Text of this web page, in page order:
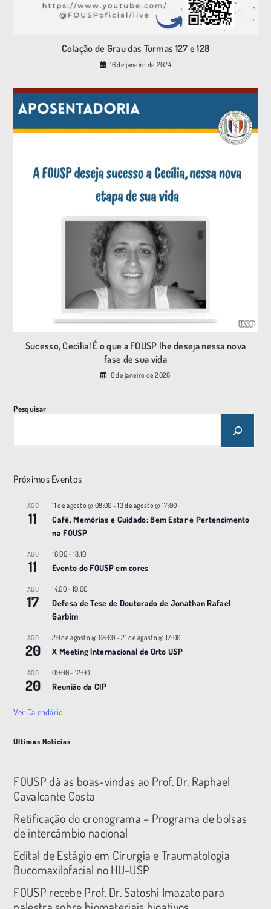
Colação de Grau das Turmas 127 e 128
16 de janeiro de 2024
Sucesso, Cecília! É o que a FOUSP lhe deseja nessa nova
fase de sua vida
6 de janeiro de 2026
Pesquisar
Próximos Eventos
AGO
11
11 de agosto @ 08:00 -13 de agosto @ 17:00
Café, Memórias e Cuidado: Bem Estar e Pertencimento
na FOUSP
AGO
11
16:00- 18:10
Evento do FOUSP em cores
AGO
17
14:00- 19:00
Defesa de Tese de Doutorado de Jonathan Rafael
Garbim
AGO
20
20 de agosto @ 08:00 -21 de agosto @ 17:00
X Meeting |nternacional de Orto USP
AGO
20
09:00- 12:00
Reunião da CIP
Ver Calendário
Últimas Notícias
FOUSP dá as boas-vindas ao Prof. Dr. Raphael
Cavalcante Costa
Retificação do cronograma – Programa de bolsas
de intercâmbio nacional
Edital de Estágio em Cirurgia e Traumatologia
Bucomaxilofacial no HU-USP
FOUSP recebe Prof. Dr. Satoshi Imazato para